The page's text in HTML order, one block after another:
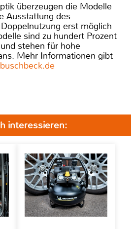
überzeugen die Modelle
Ausstattung des
erst möglich
sind zu hundert Prozent
stehen für hohe
Mehr Informationen gibt
interessieren: